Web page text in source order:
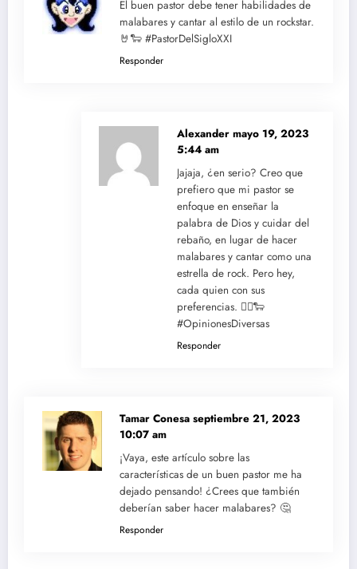
El buen pastor debe tener habilidades de
malabares y cantar al estilo de un rockstar.
🤘🐑 #PastorDelSigloXXI
Responder
Alexander mayo 19, 2023
5:44 am
Jajaja, ¿en serio? Creo que
prefiero que mi pastor se
enfoque en enseñar la
palabra de Dios y cuidar del
rebaño, en lugar de hacer
malabares y cantar como una
estrella de rock. Pero hey,
cada quien con sus
preferencias. 🤷‍♂️🐑
#OpinionesDiversas
Responder
Tamar Conesa septiembre 21, 2023
10:07 am
¡Vaya, este artículo sobre las
características de un buen pastor me ha
dejado pensando! ¿Crees que también
deberían saber hacer malabares? 🤔
Responder